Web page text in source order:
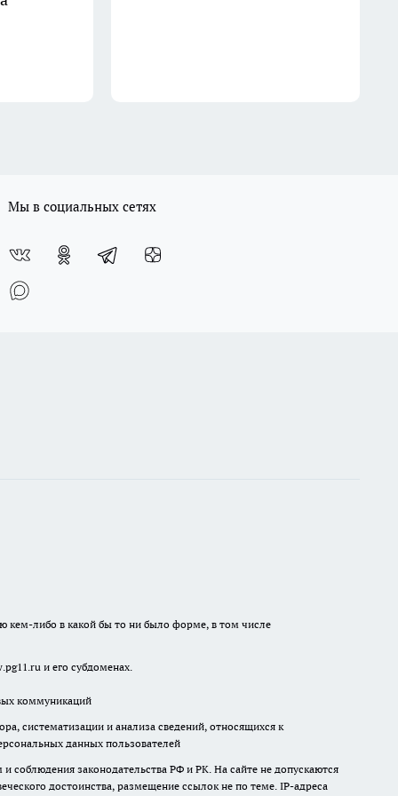
Мы в социальных сетях
кем-либо в какой бы то ни было форме, в том числе
и его субдоменах.
коммуникаций
систематизации и анализа сведений, относящихся к
данных пользователей
соблюдения законодательства РФ и РК. На сайте не допускаются
достоинства, размещение ссылок не по теме. IP-адреса